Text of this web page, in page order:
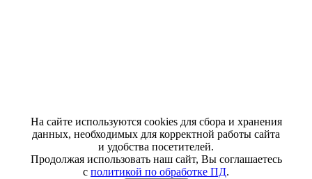
На сайте используются cookies для сбора и хранения
данных, необходимых для корректной работы сайта
и удобства посетителей.
Продолжая использовать наш сайт, Вы соглашаетесь
с политикой по обработке ПД.